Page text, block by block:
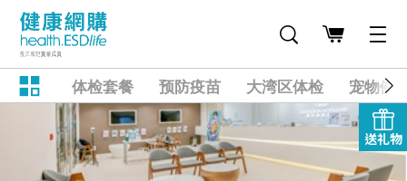
体检套餐 预防疫苗 大湾区体检 宠物健
送礼物